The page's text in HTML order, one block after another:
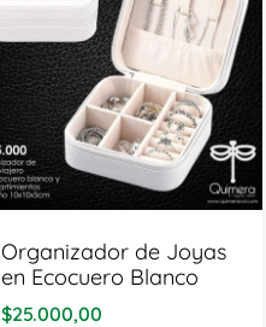
Organizador de Joyas
en Ecocuero Blanco
$25.000,00